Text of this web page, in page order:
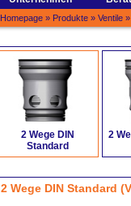
Homepage » Produkte » Ventile »
2 Wege DIN
Standard
2
2 Wege DIN Standard